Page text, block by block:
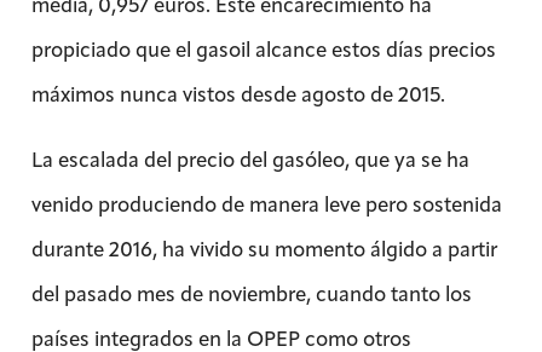
propiciado que el gasoil alcance estos días precios
máximos nunca vistos desde agosto de 2015.
La escalada del precio del gasóleo, que ya se ha
venido produciendo de manera leve pero sostenida
durante 2016, ha vivido su momento álgido a partir
del pasado mes de noviembre, cuando tanto los
países integrados en la OPEP como otros